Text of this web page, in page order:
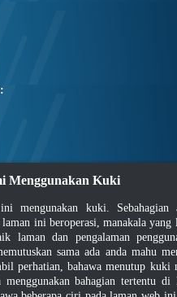
ICT dan Pembinaan
Notification Search
Notification Search
Subscription
Perniagaan dan Keselamatan
Menggunakan Kuki
mengunakan kuki. Sebahagian
ini beroperasi, manakala yang
laman dan pengalaman
sama ada anda mahu
perhatian, bahawa menutup kuki
menggunakan bahagian tertentu